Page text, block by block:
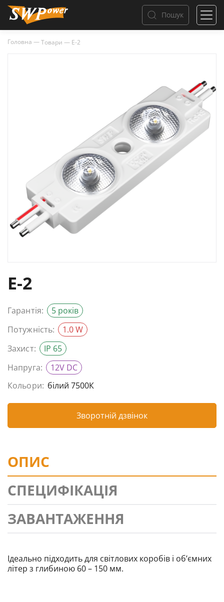
Пошук
Головна —Товари — E-2
E-2
Гарантія:
5 років
Потужність:
1.0 W
Захист:
IP 65
Напруга:
12V DC
Кольори: білий 7500К
Зворотній дзвінок
ОПИС
СПЕЦИФІКАЦІЯ
ЗАВАНТАЖЕННЯ
Ідеально підходить для світлових коробів і об’ємних
літер з глибиною 60 – 150 мм.